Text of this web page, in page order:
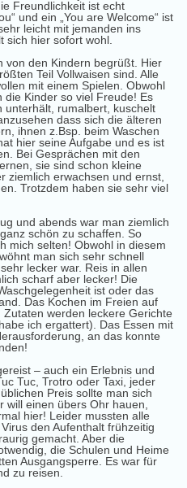
Freundlichkeit ist echt
und ein „You are Welcome“ ist
leicht mit jemanden ins
sich hier sofort wohl.
von den Kindern begrüßt. Hier
Teil Vollwaisen sind. Alle
mit einem Spielen. Obwohl
die Kinder so viel Freude! Es
unterhält, rumalbert, kuschelt
dass sich die älteren
ihnen z.Bsp. beim Waschen
hier seine Aufgabe und es ist
Bei Gesprächen mit den
sie sind schon kleine
ziemlich erwachsen und ernst,
Trotzdem haben sie sehr viel
und abends war man ziemlich
schön zu schaffen. So
mich selten! Obwohl in diesem
man sich sehr schnell
lecker war. Reis in allen
scharf aber lecker! Die
ist oder das
Das Kochen im Freien auf
werden leckere Gerichte
ich ergattert). Das Essen mit
an das konnte
– auch ein Erlebnis und
Tuc, Trotro oder Taxi, jeder
Preis sollte man sich
einen übers Ohr hauen,
hier! Leider mussten alle
den Aufenthalt frühzeitig
gemacht. Aber die
die Schulen und Heime
Ausgangsperre. Es war für
zu reisen.